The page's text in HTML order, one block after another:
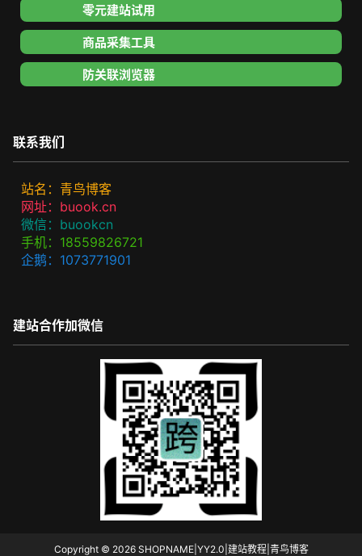
零元建站试用
商品采集工具
防关联浏览器
联系我们
站名：青鸟博客
网址：buook.cn
微信：buookcn
手机：18559826721
企鹅：1073771901
建站合作加微信
Copyright © 2026SHOPNAME|YY2.0|建站教程|青鸟博客